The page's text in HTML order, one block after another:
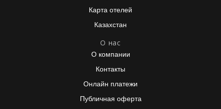
Карта отелей
Казахстан
О нас
О компании
Контакты
Онлайн платежи
Публичная оферта